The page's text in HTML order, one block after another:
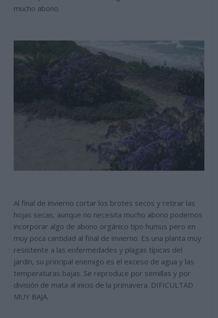
mucho abono.
Al final de invierno cortar los brotes secos y retirar las
hojas secas, aunque no necesita mucho abono podemos
incorporar algo de abono orgánico tipo humus pero en
muy poca cantidad al final de invierno. Es una planta muy
resistente a las enfermedades y plagas típicas del
jardin, su principal enemigo es el exceso de agua y las
temperaturas bajas. Se reproduce por semillas y por
división de mata al inicio de la primavera. DIFICULTAD
MUY BAJA.